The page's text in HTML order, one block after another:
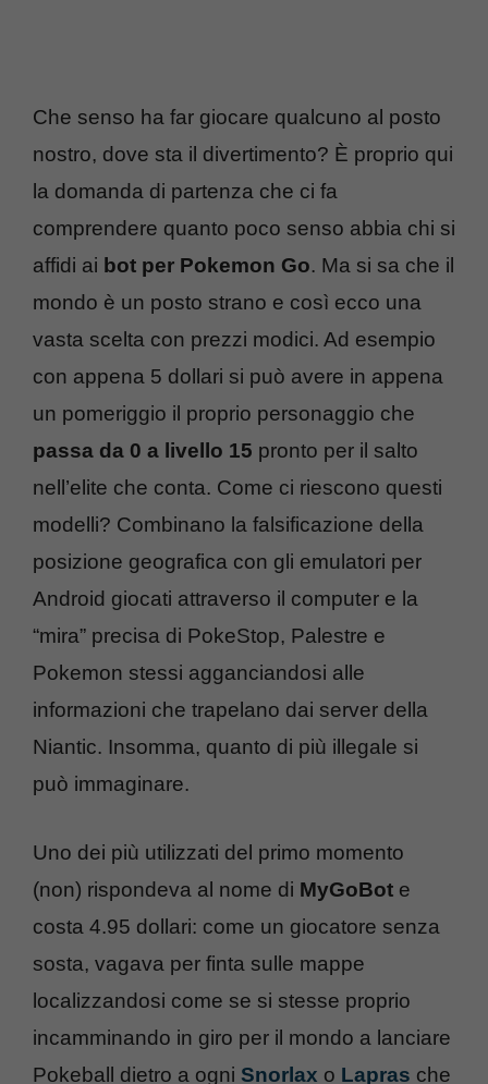
Che senso ha far giocare qualcuno al posto
nostro, dove sta il divertimento? È proprio qui
la domanda di partenza che ci fa
comprendere quanto poco senso abbia chi si
affidi ai bot per Pokemon Go. Ma si sa che il
mondo è un posto strano e così ecco una
vasta scelta con prezzi modici. Ad esempio
con appena 5 dollari si può avere in appena
un pomeriggio il proprio personaggio che
passa da 0 a livello 15 pronto per il salto
nell’elite che conta. Come ci riescono questi
modelli? Combinano la falsificazione della
posizione geografica con gli emulatori per
Android giocati attraverso il computer e la
“mira” precisa di PokeStop, Palestre e
Pokemon stessi agganciandosi alle
informazioni che trapelano dai server della
Niantic. Insomma, quanto di più illegale si
può immaginare.
Uno dei più utilizzati del primo momento
(non) rispondeva al nome di MyGoBot e
costa 4.95 dollari: come un giocatore senza
sosta, vagava per finta sulle mappe
localizzandosi come se si stesse proprio
incamminando in giro per il mondo a lanciare
Pokeball dietro a ogni Snorlax o Lapras che